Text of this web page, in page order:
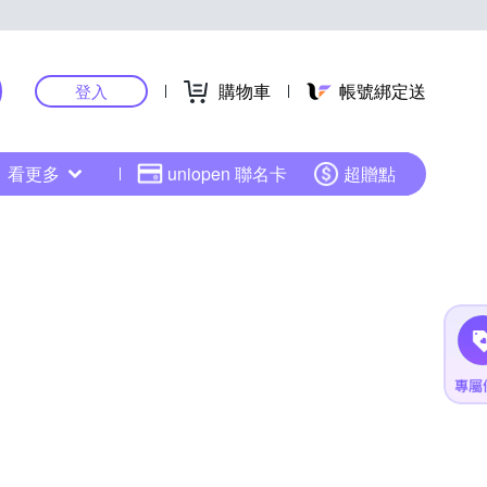
登入 購物車 帳號綁定送
看更多 uniopen 聯名卡 超贈點